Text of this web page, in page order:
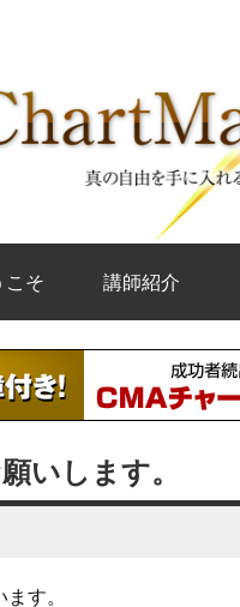
こそ 講師紹介
いします。
す。